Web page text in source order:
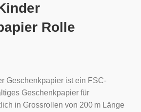
Rolle
Geschenkpapier ist ein FSC-
Geschenkpapier für
in Grossrollen von 200 m Länge